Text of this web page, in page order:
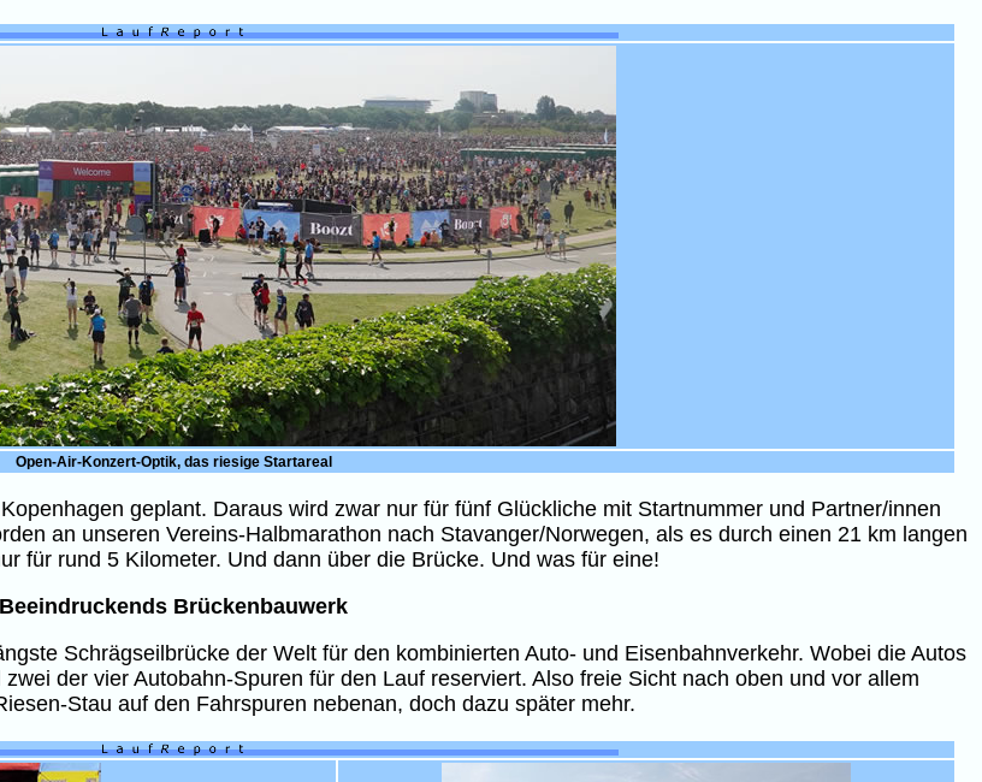
Open-Air-Konzert-Optik, das riesige Startareal
geplant. Daraus wird zwar nur für fünf Glückliche mit Startnummer und Partner/innen
an unseren Vereins-Halbmarathon nach Stavanger/Norwegen, als es durch einen 21 km langen
für rund 5 Kilometer. Und dann über die Brücke. Und was für eine!
Beeindruckends Brückenbauwerk
Schrägseilbrücke der Welt für den kombinierten Auto- und Eisenbahnverkehr. Wobei die Autos
der vier Autobahn-Spuren für den Lauf reserviert. Also freie Sicht nach oben und vor allem
Stau auf den Fahrspuren nebenan, doch dazu später mehr.